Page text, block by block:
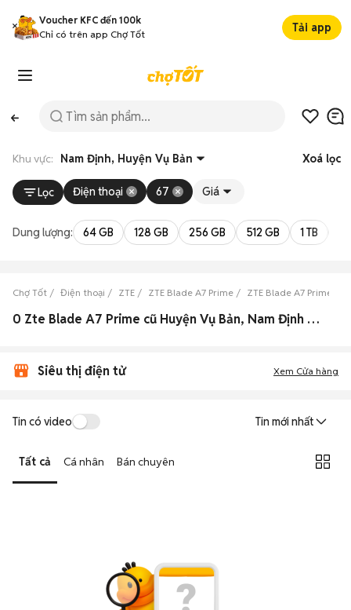
Voucher KFC đến 100k
Chỉ có trên app Chợ Tốt
Tải app
Khu vực: Nam Định, Huyện Vụ Bản Xoá lọc
Lọc Điện thoại 67 Giá
Dung lượng: 64 GB 128 GB 256 GB 512 GB 1 TB
Chợ Tốt Điện thoại ZTE ZTE Blade A7 Prime ZTE Blade A7 Prime
0 Zte Blade A7 Prime cũ Huyện Vụ Bản, Nam Định đẹp
Siêu thị điện tử Xem Cửa hàng
Tin có video Tin mới nhất
Tất cả Cá nhân Bán chuyên